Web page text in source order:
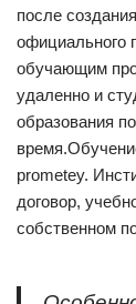
после
официального
обучающим
удаленно и
образования
prometey.
договор,
собственном